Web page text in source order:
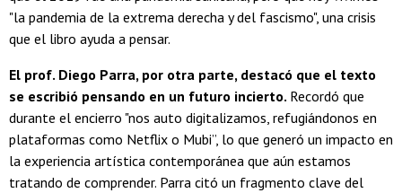
"la pandemia de la extrema derecha y del fascismo", una crisis
que el libro ayuda a pensar.
El prof. Diego Parra, por otra parte, destacó que el texto
se escribió pensando en un futuro incierto. Recordó que
durante el encierro "nos auto digitalizamos, refugiándonos en
plataformas como Netflix o Mubi”, lo que generó un impacto en
la experiencia artística contemporánea que aún estamos
tratando de comprender. Parra citó un fragmento clave del